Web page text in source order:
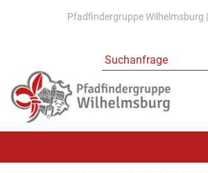
Pfadfindergruppe Wilhelmsburg |